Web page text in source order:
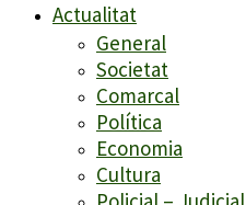
Actualitat
General
Societat
Comarcal
Política
Economia
Cultura